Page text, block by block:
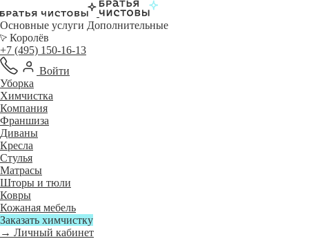
Основные услуги Дополнительные
Королёв
+7 (495) 150-16-13
Войти
Уборка
Химчистка
Компания
Франшиза
Диваны
Кресла
Стулья
Матрасы
Шторы и тюли
Ковры
Кожаная мебель
Заказать химчистку
→ Личный кабинет